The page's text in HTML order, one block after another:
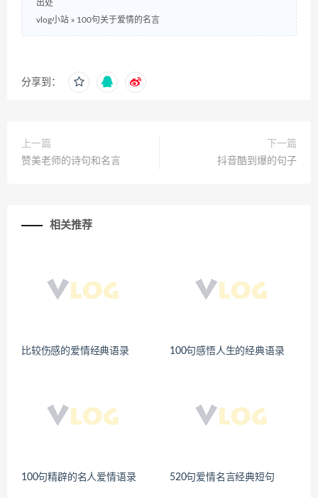
出处
vlog小站 » 100句关于爱情的名言
分享到：
上一篇
赞美老师的诗句和名言
下一篇
抖音酷到爆的句子
相关推荐
比较伤感的爱情经典语录 100句感悟人生的经典语录
100句精辟的名人爱情语录 520句爱情名言经典短句